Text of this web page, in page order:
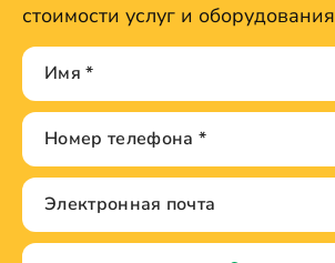
стоимости услуг и оборудования